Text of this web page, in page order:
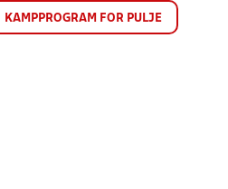
KAMPPROGRAM FOR PULJE